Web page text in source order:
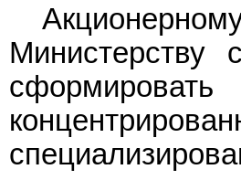
Министерству